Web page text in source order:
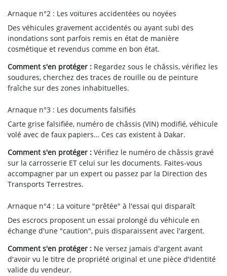
Arnaque n°2 : Les voitures accidentées ou noyées
Des véhicules gravement accidentés ou ayant subi des
inondations sont parfois remis en état de manière
cosmétique et revendus comme en bon état.
Comment s'en protéger : Regardez sous le châssis, vérifiez les
soudures, cherchez des traces de rouille ou de peinture
fraîche sur des zones inhabituelles.
Arnaque n°3 : Les documents falsifiés
Carte grise falsifiée, numéro de châssis (VIN) modifié, véhicule
volé avec de faux papiers… Ces cas existent à Dakar.
Comment s'en protéger : Vérifiez le numéro de châssis gravé
sur la carrosserie ET celui sur les documents. Faites-vous
accompagner par un expert ou passez par la Direction des
Transports Terrestres.
Arnaque n°4 : La voiture "prêtée" à l'essai qui disparaît
Des escrocs proposent un essai prolongé du véhicule en
échange d'une "caution", puis disparaissent avec l'argent.
Comment s'en protéger : Ne versez jamais d'argent avant
d'avoir vu le titre de propriété original et une pièce d'identité
valide du vendeur.